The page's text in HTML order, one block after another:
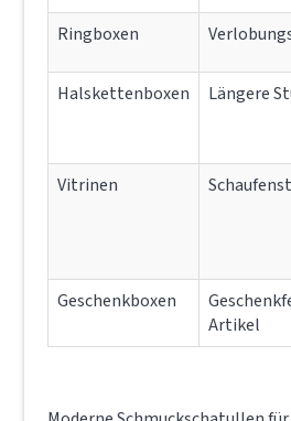
Ringboxen
Halskettenboxen Längere
Vitrinen
Geschenkboxen
Artikel